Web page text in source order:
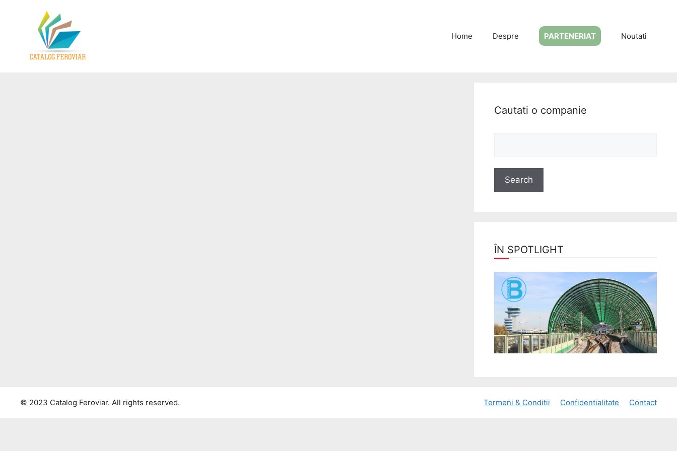
Home Despre PARTENERIAT Noutati
Cautati o companie
ÎN SPOTLIGHT
Termeni & Conditii Confidentialitate Contact
© 2023 Catalog Feroviar. All rights reserved.